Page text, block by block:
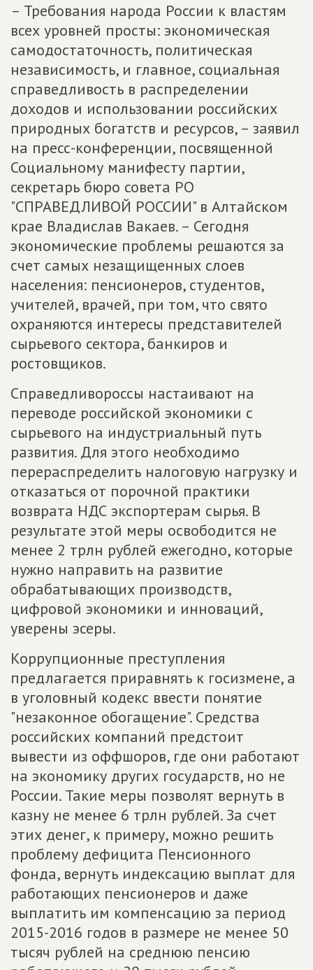
– Требования народа России к властям
всех уровней просты: экономическая
самодостаточность, политическая
независимость, и главное, социальная
справедливость в распределении
доходов и использовании российских
природных богатств и ресурсов, – заявил
на пресс-конференции, посвященной
Социальному манифесту партии,
секретарь бюро совета РО
"СПРАВЕДЛИВОЙ РОССИИ" в Алтайском
крае Владислав Вакаев. – Сегодня
экономические проблемы решаются за
счет самых незащищенных слоев
населения: пенсионеров, студентов,
учителей, врачей, при том, что свято
охраняются интересы представителей
сырьевого сектора, банкиров и
ростовщиков.
Справедливороссы настаивают на
переводе российской экономики с
сырьевого на индустриальный путь
развития. Для этого необходимо
перераспределить налоговую нагрузку и
отказаться от порочной практики
возврата НДС экспортерам сырья. В
результате этой меры освободится не
менее 2 трлн рублей ежегодно, которые
нужно направить на развитие
обрабатывающих производств,
цифровой экономики и инноваций,
уверены эсеры.
Коррупционные преступления
предлагается приравнять к госизмене, а
в уголовный кодекс ввести понятие
"незаконное обогащение". Средства
российских компаний предстоит
вывести из оффшоров, где они работают
на экономику других государств, но не
России. Такие меры позволят вернуть в
казну не менее 6 трлн рублей. За счет
этих денег, к примеру, можно решить
проблему дефицита Пенсионного
фонда, вернуть индексацию выплат для
работающих пенсионеров и даже
выплатить им компенсацию за период
2015-2016 годов в размере не менее 50
тысяч рублей на среднюю пенсию